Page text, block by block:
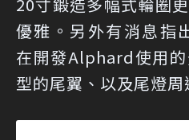
優雅。另外有消息指
在開發Alphard使用
型的尾翼、以及尾燈周